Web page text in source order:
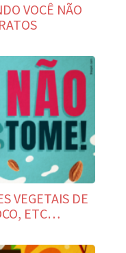
VOCÊ NÃO
VEGETAIS DE
ETC…